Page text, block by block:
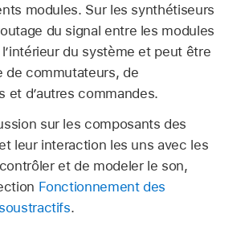
modules. Sur les synthétiseurs
du signal entre les modules
du système et peut être
de commutateurs, de
et d’autres commandes.
sur les composants des
leur interaction les uns avec les
et de modeler le son,
Fonctionnement des
.